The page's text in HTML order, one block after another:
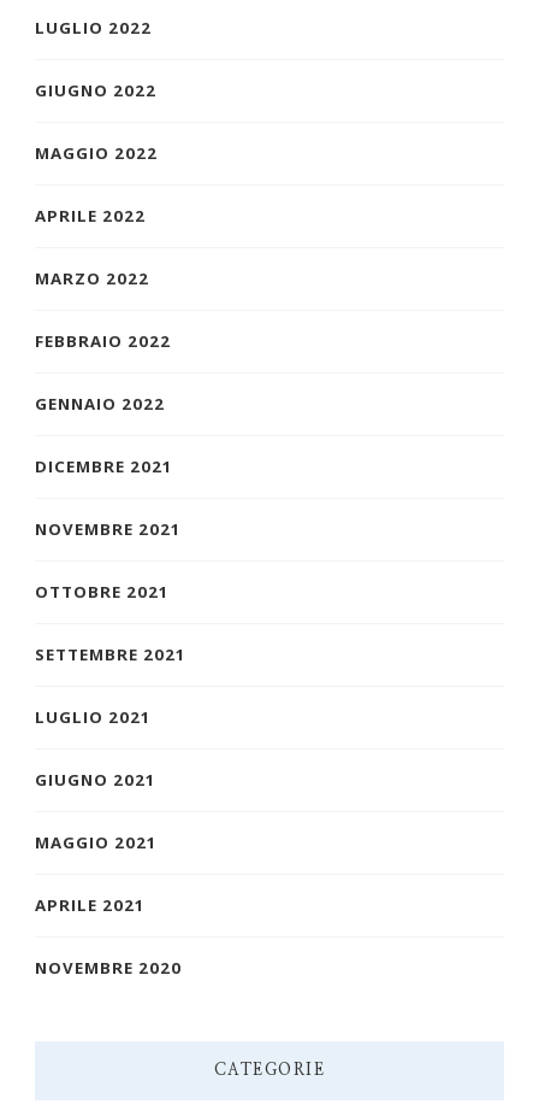
LUGLIO 2022
GIUGNO 2022
MAGGIO 2022
APRILE 2022
MARZO 2022
FEBBRAIO 2022
GENNAIO 2022
DICEMBRE 2021
NOVEMBRE 2021
OTTOBRE 2021
SETTEMBRE 2021
LUGLIO 2021
GIUGNO 2021
MAGGIO 2021
APRILE 2021
NOVEMBRE 2020
CATEGORIE